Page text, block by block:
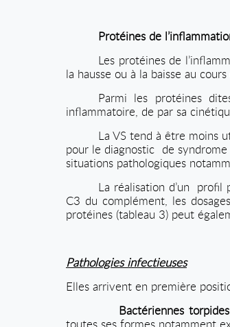
Protéines de
Les protéines de
la hausse ou à la baisse au
Parmi les protéines
inflammatoire, de par sa
La VS tend à être moins
pour le diagnostic de
situations pathologiques
La réalisation d’un profil
C3 du complément, les
protéines (tableau 3) peut
Pathologies infectieuses
Elles arrivent en première
Bactériennes torpides